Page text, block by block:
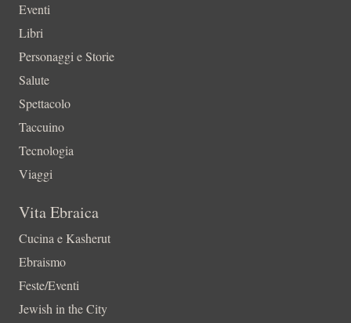
Eventi
Libri
Personaggi e Storie
Salute
Spettacolo
Taccuino
Tecnologia
Viaggi
Vita Ebraica
Cucina e Kasherut
Ebraismo
Feste/Eventi
Jewish in the City